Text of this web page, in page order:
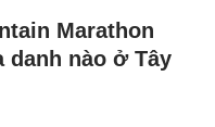
Marathon
danh nào ở Tây